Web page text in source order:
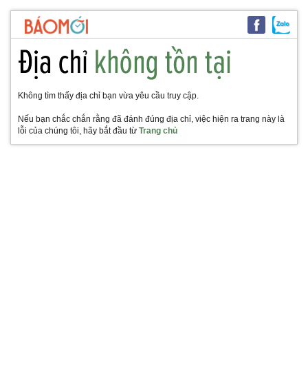
Không tìm thấy địa chỉ bạn vừa yêu cầu truy cập.
Nếu bạn chắc chắn rằng đã đánh đúng địa chỉ, việc hiện ra trang này là
lỗi của chúng tôi, hãy bắt đầu từ Trang chủ